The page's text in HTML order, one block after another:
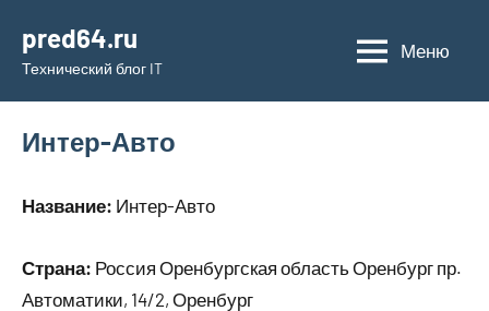
содержимому
pred64.ru
Технический блог IT
Меню
Интер-Авто
Название: Интер-Авто
Страна: Россия Оренбургская область Оренбург пр.
Автоматики, 14/2, Оренбург